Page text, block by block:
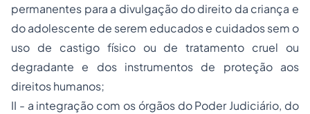
permanentes para a divulgação do direito da criança e
do adolescente de serem educados e cuidados sem o
uso de castigo físico ou de tratamento cruel ou
degradante e dos instrumentos de proteção aos
direitos humanos;
II - a integração com os órgãos do Poder Judiciário, do